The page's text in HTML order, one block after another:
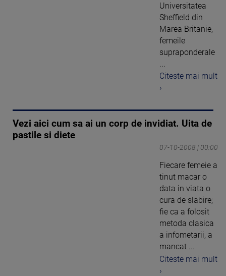
Universitatea
Sheffield din
Marea Britanie,
femeile
supraponderale
Citeste mai mult
›
Vezi aici cum sa ai un corp de invidiat. Uita de
pastile si diete
07-10-2008 | 00:00
Fiecare femeie a
tinut macar o
data in viata o
cura de slabire;
fie ca a folosit
metoda clasica
a infometarii, a
mancat ...
Citeste mai mult
›